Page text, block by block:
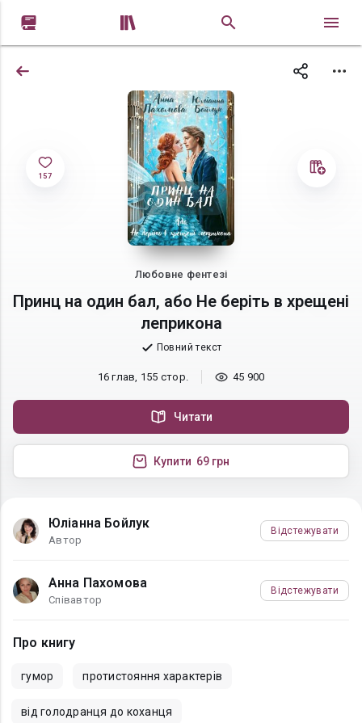
 
157
Любовне фентезі
Принц на один бал, або Не беріть в хрещені
леприкона
Повний текст
16 глав, 155 стор. 45 900
Читати
Купити 69 грн
Юліанна Бойлук
Автор
Відстежувати
Анна Пахомова
Співавтор
Відстежувати
Про книгу
гумор протистояння характерів
від голодранця до коханця